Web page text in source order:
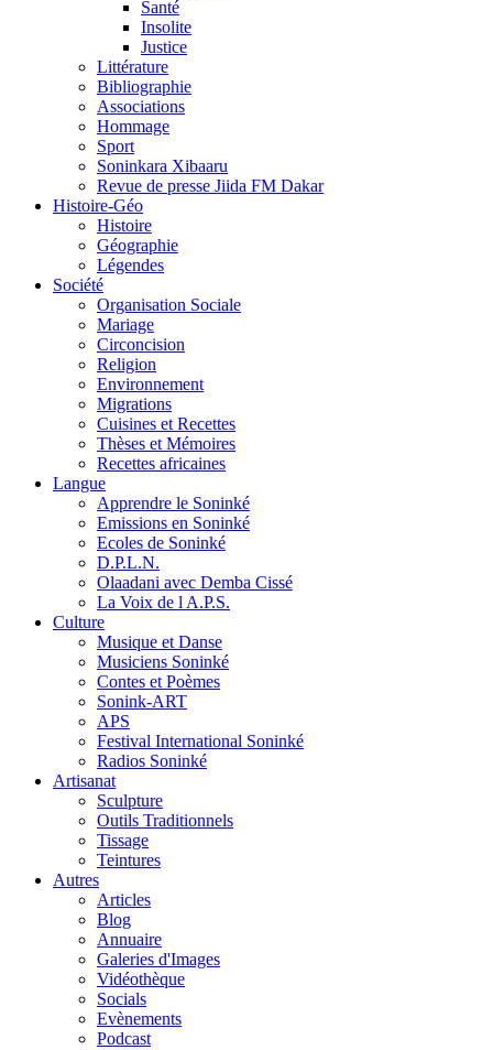
Santé
Insolite
Justice
Littérature
Bibliographie
Associations
Hommage
Sport
Soninkara Xibaaru
Revue de presse Jiida FM Dakar
Histoire-Géo
Histoire
Géographie
Légendes
Société
Organisation Sociale
Mariage
Circoncision
Religion
Environnement
Migrations
Cuisines et Recettes
Thèses et Mémoires
Recettes africaines
Langue
Apprendre le Soninké
Emissions en Soninké
Ecoles de Soninké
D.P.L.N.
Olaadani avec Demba Cissé
La Voix de l A.P.S.
Culture
Musique et Danse
Musiciens Soninké
Contes et Poèmes
Sonink-ART
APS
Festival International Soninké
Radios Soninké
Artisanat
Sculpture
Outils Traditionnels
Tissage
Teintures
Autres
Articles
Blog
Annuaire
Galeries d'Images
Vidéothèque
Socials
Evènements
Podcast